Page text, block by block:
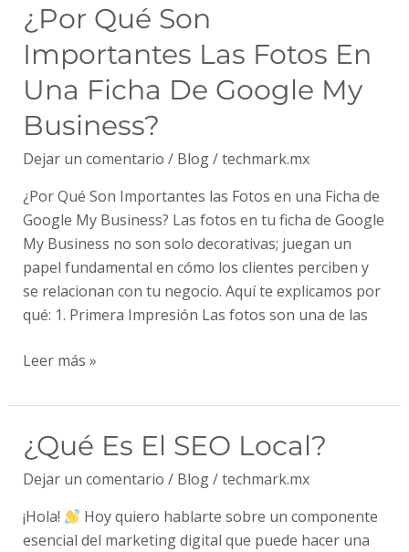
¿Por Qué Son
Importantes Las Fotos En
Una Ficha De Google My
Business?
Dejar un comentario / Blog/techmark.mx
¿Por Qué Son Importantes las Fotos en una Ficha de
Google My Business? Las fotos en tu ficha de Google
My Business no son solo decorativas; juegan un
papel fundamental en cómo los clientes perciben y
se relacionan con tu negocio. Aquí te explicamos por
qué: 1. Primera Impresión Las fotos son una de las
¿Por
Qué
Son
Importantes
las
Fotos
en
Ficha
de
Google
My
Business?
Leer más »
¿Qué Es El SEO Local?
Dejar un comentario / Blog/techmark.mx
¡Hola!
Hoy quiero hablarte sobre un componente
esencial del marketing digital que puede hacer una
¿Qué
es
el
SEO
Local?